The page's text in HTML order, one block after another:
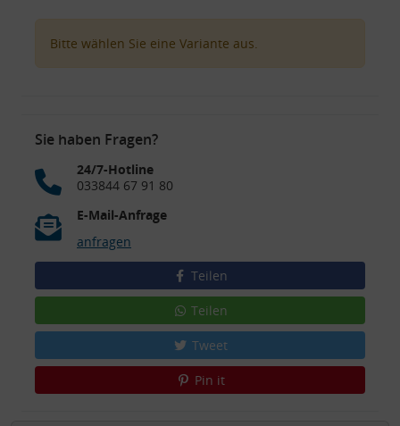
Bitte wählen Sie eine Variante aus.
Sie haben Fragen?
24/7-Hotline
033844 67 91 80
E-Mail-Anfrage
anfragen
Teilen
Teilen
Tweet
Pin it